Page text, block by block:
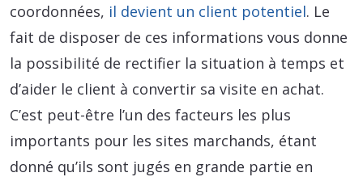
coordonnées, il devient un client potentiel. Le
fait de disposer de ces informations vous donne
la possibilité de rectifier la situation à temps et
d’aider le client à convertir sa visite en achat.
C’est peut-être l’un des facteurs les plus
importants pour les sites marchands, étant
donné qu’ils sont jugés en grande partie en